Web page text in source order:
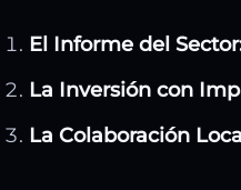
El Informe del
La Inversión con
La Colaboración